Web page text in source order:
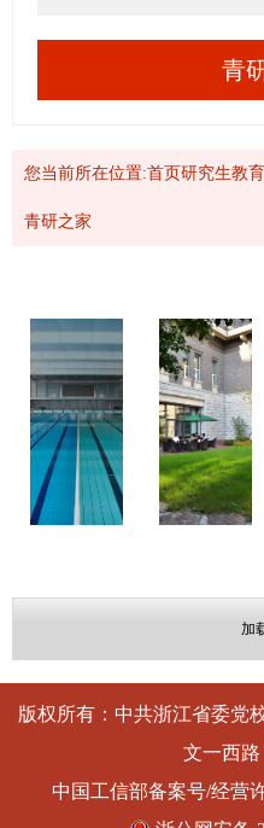
青
您当前所在位置:首页研究生教育
青研之家
加
版权所有：中共浙江省委党
文一西
中国工信部备案号/经营